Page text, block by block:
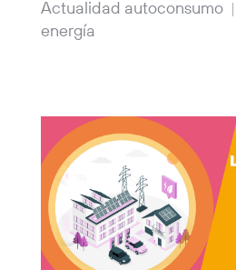
Actualidad autoconsumo|
energía